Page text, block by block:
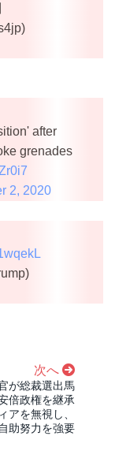
after
grenades
2, 2020
次へ
が総裁選出馬
倍政権を継承
アを無視し、
助努力を強要